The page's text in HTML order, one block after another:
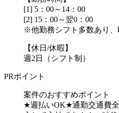
[1] 5：00～14：00
[2] 15：00～翌0：00
※他勤務シフト多数あり、
【休日/休暇】
週2日（シフト制）
PRポイント
案件のおすすめポイント
★週払いOK★通勤交通費全